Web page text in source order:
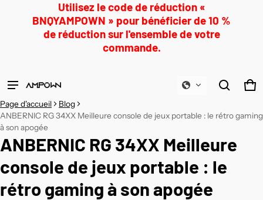
Utilisez le code de réduction «
BNQYAMPOWN » pour bénéficier de 10 %
de réduction sur l'ensemble de votre
commande.
0
Produit ajouté à votre panier
Vérifier
Page d'accueil
Blog
ANBERNIC RG 34XX Meilleure console de jeux portable : le rétro gaming
à son apogée
ANBERNIC RG 34XX Meilleure
console de jeux portable : le
rétro gaming à son apogée